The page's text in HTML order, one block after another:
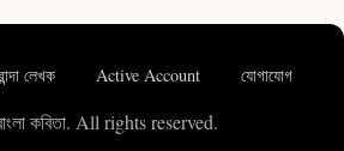
লেখক Active Account যোগাযোগ
কবিতা. All rights reserved.